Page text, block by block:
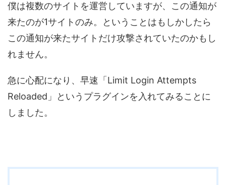
僕は複数のサイトを運営していますが、この通知が
来たのが1サイトのみ。ということはもしかしたら
この通知が来たサイトだけ攻撃されていたのかもし
れません。
急に心配になり、早速「Limit Login Attempts
Reloaded」というプラグインを入れてみることに
しました。